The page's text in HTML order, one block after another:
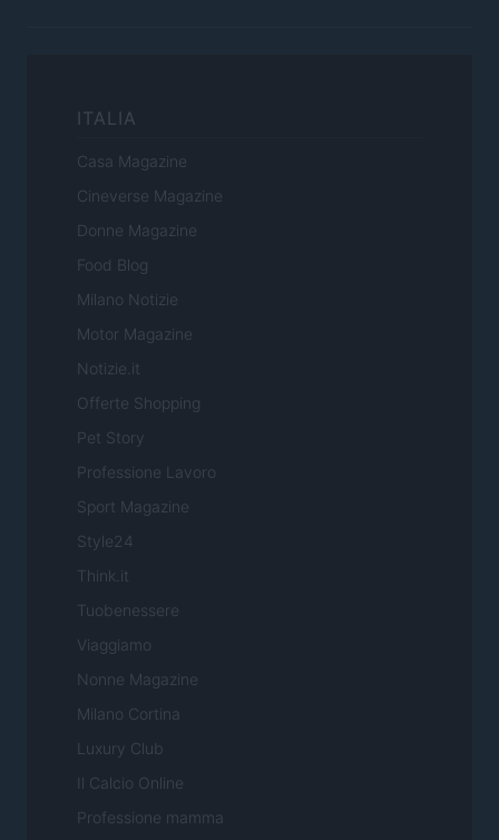
ITALIA
Casa Magazine
Cineverse Magazine
Donne Magazine
Food Blog
Milano Notizie
Motor Magazine
Notizie.it
Offerte Shopping
Pet Story
Professione Lavoro
Sport Magazine
Style24
Think.it
Tuobenessere
Viaggiamo
Nonne Magazine
Milano Cortina
Luxury Club
Il Calcio Online
Professione mamma